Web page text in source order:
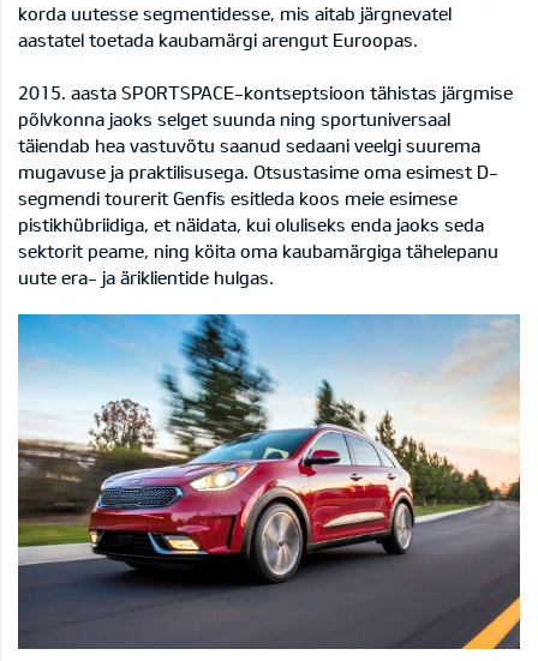
korda uutesse segmentidesse, mis aitab järgnevatel
aastatel toetada kaubamärgi arengut Euroopas.
2015. aasta SPORTSPACE-kontseptsioon tähistas järgmise
põlvkonna jaoks selget suunda ning sportuniversaal
täiendab hea vastuvõtu saanud sedaani veelgi suurema
mugavuse ja praktilisusega. Otsustasime oma esimest D-
segmendi tourerit Genfis esitleda koos meie esimese
pistikhübriidiga, et näidata, kui oluliseks enda jaoks seda
sektorit peame, ning köita oma kaubamärgiga tähelepanu
uute era- ja äriklientide hulgas.